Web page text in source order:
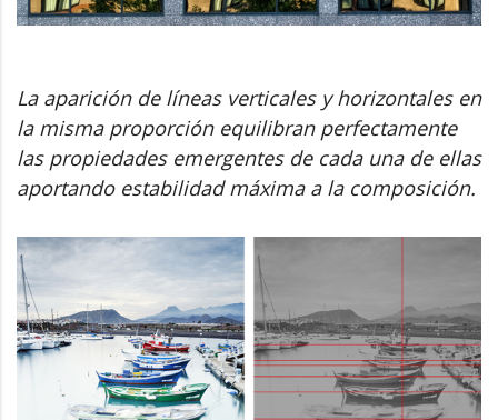
La aparición de líneas verticales y horizontales en
la misma proporción equilibran perfectamente
las propiedades emergentes de cada una de ellas
aportando estabilidad máxima a la composición.